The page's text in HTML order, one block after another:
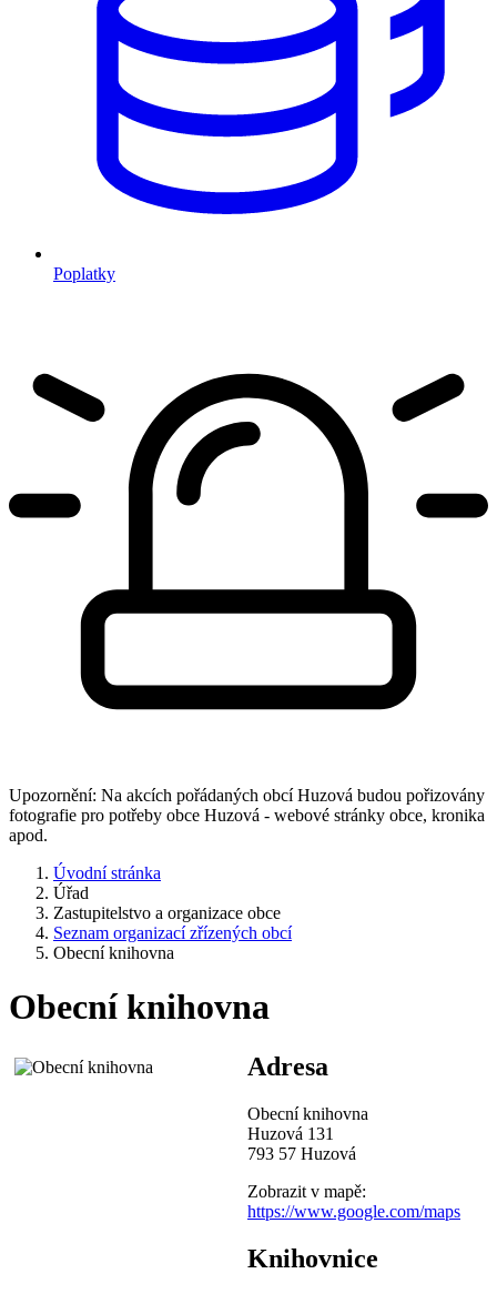
Poplatky
Upozornění: Na akcích pořádaných obcí Huzová budou pořizovány
fotografie pro potřeby obce Huzová - webové stránky obce, kronika
apod.
Úvodní stránka
Úřad
Zastupitelstvo a organizace obce
Seznam organizací zřízených obcí
Obecní knihovna
Obecní knihovna
Adresa
Obecní knihovna
Huzová 131
793 57 Huzová
Zobrazit v mapě:
https://www.google.com/maps
Knihovnice